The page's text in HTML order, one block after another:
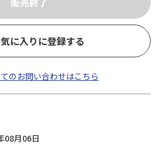
に入りに登録する
のお問い合わせはこちら
08月06日